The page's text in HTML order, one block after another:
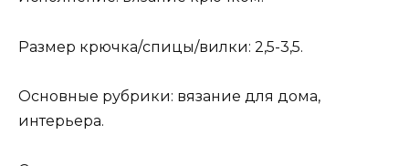
Размер крючка/спицы/вилки: 2,5-3,5.
Основные рубрики: вязание для дома,
интерьера.